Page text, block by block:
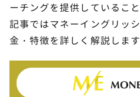
ーチングを提供しているこ
記事ではマネーイングリッ
金・特徴を詳しく解説します